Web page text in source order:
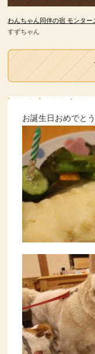
わんちゃん同伴の宿 モンター
すずちゃん
お誕生日おめでと